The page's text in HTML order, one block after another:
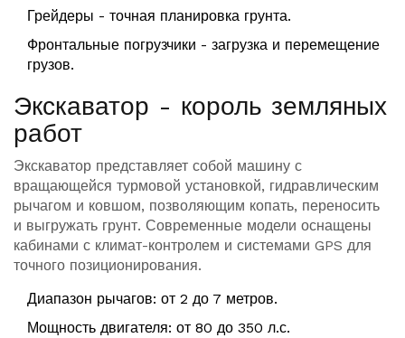
Грейдеры - точная планировка грунта.
Фронтальные погрузчики - загрузка и перемещение
грузов.
Экскаватор - король земляных
работ
Экскаватор представляет собой машину с
вращающейся турмовой установкой, гидравлическим
рычагом и ковшом, позволяющим копать, переносить
и выгружать грунт. Современные модели оснащены
кабинами с климат-контролем и системами GPS для
точного позиционирования.
Диапазон рычагов: от 2 до 7 метров.
Мощность двигателя: от 80 до 350 л.с.